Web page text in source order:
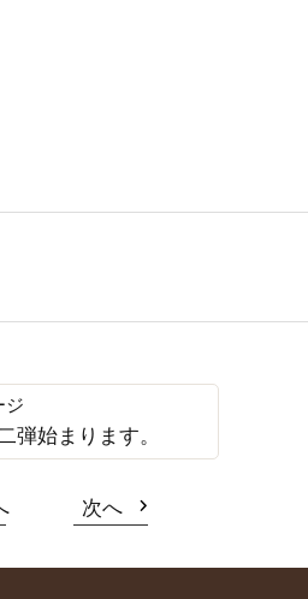
始まります。
次へ